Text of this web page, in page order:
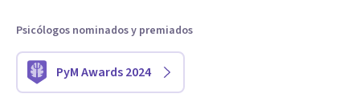
Psicólogos nominados y premiados
PyM Awards 2024